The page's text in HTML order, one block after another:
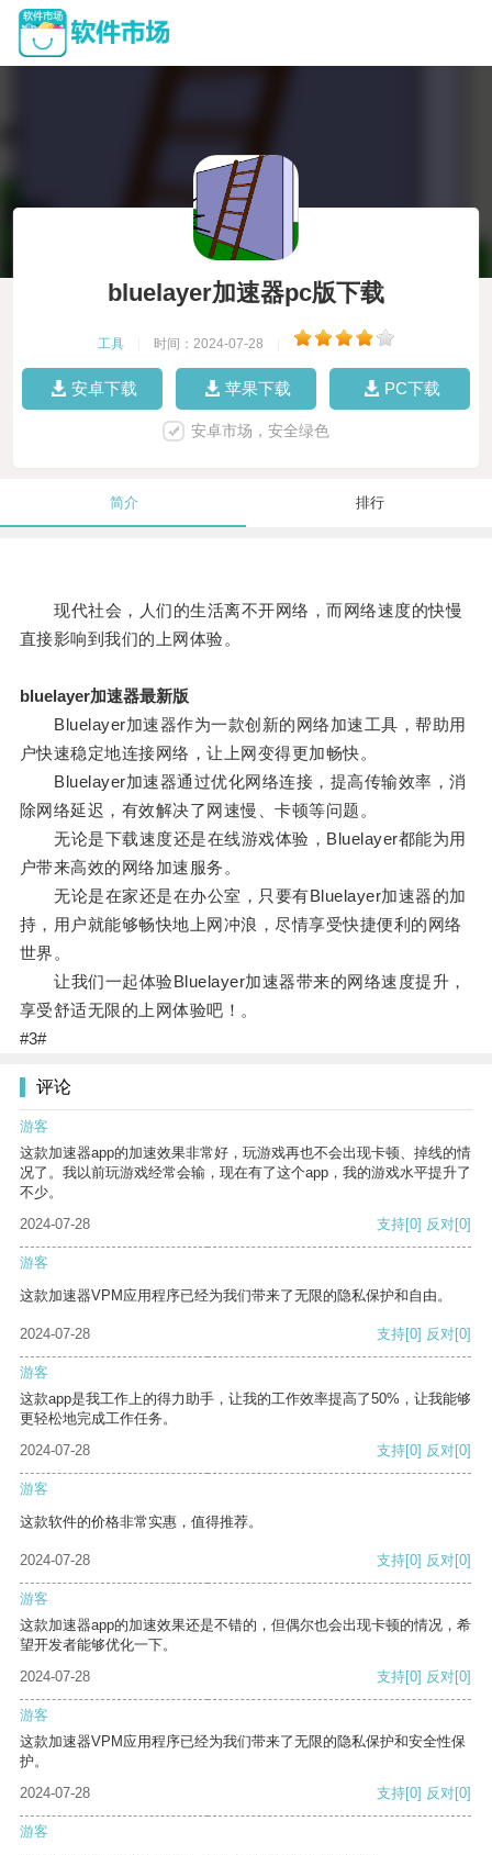
bluelayer加速器pc版下载
工具 时间：2024-07-28
安卓下载 苹果下载 PC下载
安卓市场，安全绿色
简介 排行
现代社会，人们的生活离不开网络，而网络速度的快慢
直接影响到我们的上网体验。
bluelayer加速器最新版
Bluelayer加速器作为一款创新的网络加速工具，帮助用
户快速稳定地连接网络，让上网变得更加畅快。
Bluelayer加速器通过优化网络连接，提高传输效率，消
除网络延迟，有效解决了网速慢、卡顿等问题。
无论是下载速度还是在线游戏体验，Bluelayer都能为用
户带来高效的网络加速服务。
无论是在家还是在办公室，只要有Bluelayer加速器的加
持，用户就能够畅快地上网冲浪，尽情享受快捷便利的网络
世界。
让我们一起体验Bluelayer加速器带来的网络速度提升，
享受舒适无限的上网体验吧！。
#3#
评论
游客
这款加速器app的加速效果非常好，玩游戏再也不会出现卡顿、掉线的情
况了。我以前玩游戏经常会输，现在有了这个app，我的游戏水平提升了
不少。
2024-07-28
支持[0] 反对[0]
游客
这款加速器VPM应用程序已经为我们带来了无限的隐私保护和自由。
2024-07-28 支持[0] 反对[0]
游客
这款app是我工作上的得力助手，让我的工作效率提高了50%，让我能够
更轻松地完成工作任务。
2024-07-28
支持[0] 反对[0]
游客
这款软件的价格非常实惠，值得推荐。
2024-07-28 支持[0] 反对[0]
游客
这款加速器app的加速效果还是不错的，但偶尔也会出现卡顿的情况，希
望开发者能够优化一下。
2024-07-28
支持[0] 反对[0]
游客
这款加速器VPM应用程序已经为我们带来了无限的隐私保护和安全性保
护。
2024-07-28
支持[0] 反对[0]
游客